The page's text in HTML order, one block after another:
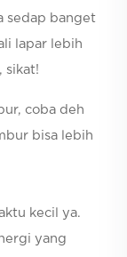
sedap banget
lapar lebih
sikat!
coba deh
bisa lebih
kecil ya.
yang